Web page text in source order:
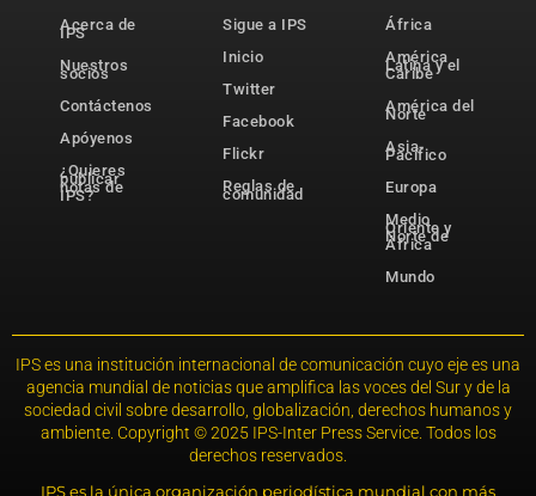
Acerca de
IPS
Nuestros
socios
Contáctenos
Apóyenos
¿Quieres
publicar
notas de
IPS?
Sigue a IPS
Inicio
Twitter
Facebook
Flickr
Reglas de
comunidad
África
América
Latina y el
Caribe
América del
Norte
Asia-
Pacífico
Europa
Medio
Oriente y
Norte de
África
Mundo
IPS es una institución internacional de comunicación cuyo eje es una
agencia mundial de noticias que amplifica las voces del Sur y de la
sociedad civil sobre desarrollo, globalización, derechos humanos y
ambiente. Copyright © 2025 IPS-Inter Press Service. Todos los
derechos reservados.
IPS es la única organización periodística mundial con más